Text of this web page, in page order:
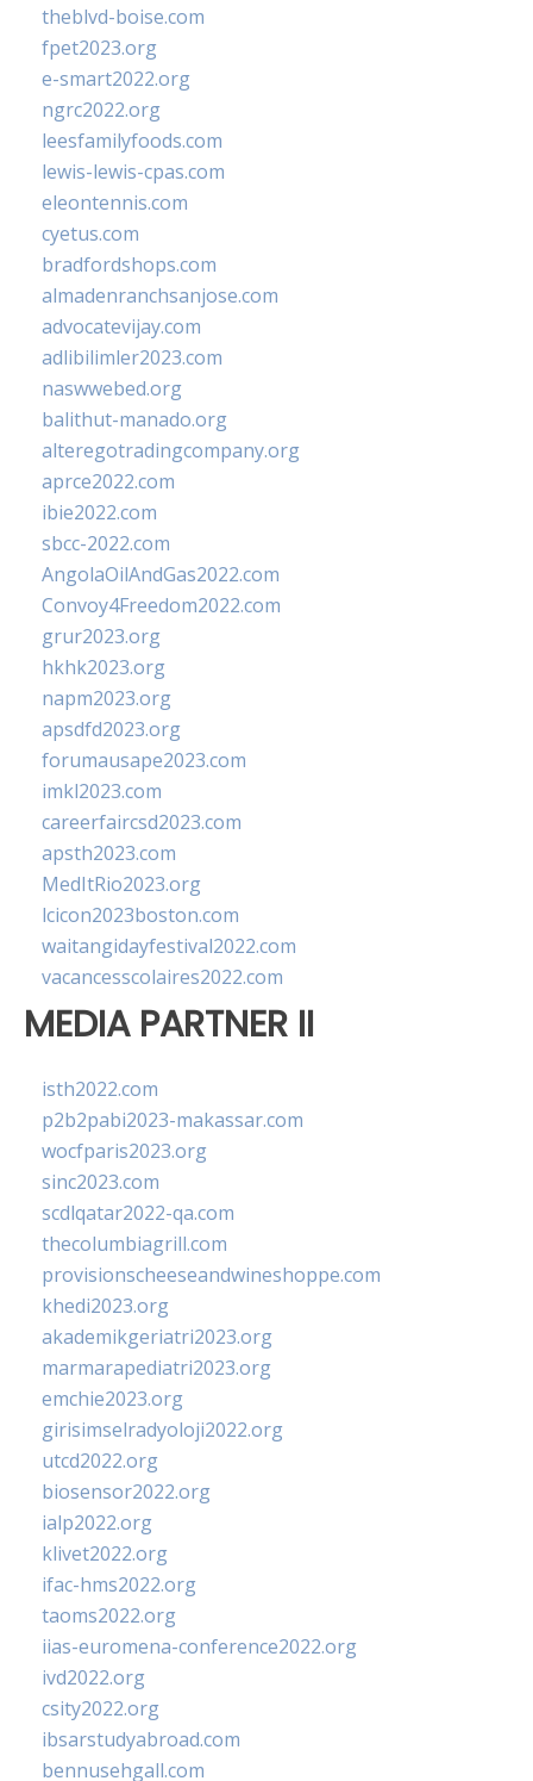
theblvd-boise.com
fpet2023.org
e-smart2022.org
ngrc2022.org
leesfamilyfoods.com
lewis-lewis-cpas.com
eleontennis.com
cyetus.com
bradfordshops.com
almadenranchsanjose.com
advocatevijay.com
adlibilimler2023.com
naswwebed.org
balithut-manado.org
alteregotradingcompany.org
aprce2022.com
ibie2022.com
sbcc-2022.com
AngolaOilAndGas2022.com
Convoy4Freedom2022.com
grur2023.org
hkhk2023.org
napm2023.org
apsdfd2023.org
forumausape2023.com
imkl2023.com
careerfaircsd2023.com
apsth2023.com
MedItRio2023.org
lcicon2023boston.com
waitangidayfestival2022.com
vacancesscolaires2022.com
MEDIA PARTNER II
isth2022.com
p2b2pabi2023-makassar.com
wocfparis2023.org
sinc2023.com
scdlqatar2022-qa.com
thecolumbiagrill.com
provisionscheeseandwineshoppe.com
khedi2023.org
akademikgeriatri2023.org
marmarapediatri2023.org
emchie2023.org
girisimselradyoloji2022.org
utcd2022.org
biosensor2022.org
ialp2022.org
klivet2022.org
ifac-hms2022.org
taoms2022.org
iias-euromena-conference2022.org
ivd2022.org
csity2022.org
ibsarstudyabroad.com
bennusehgall.com